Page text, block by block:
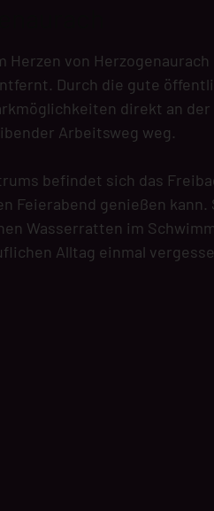
von Herzogenaurach
Durch die gute
direkt an
Arbeitsweg weg.
befindet sich das
Feierabend genießen kann.
Wasserratten im
Alltag einmal